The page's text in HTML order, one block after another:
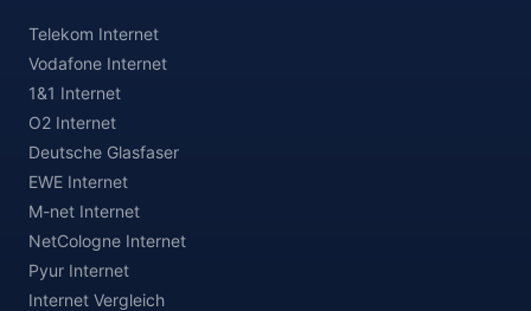
Telekom Internet
Vodafone Internet
1&1 Internet
O2 Internet
Deutsche Glasfaser
EWE Internet
M-net Internet
NetCologne Internet
Pyur Internet
Internet Vergleich